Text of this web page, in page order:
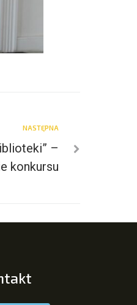
NASTĘPNA
–
konkursu